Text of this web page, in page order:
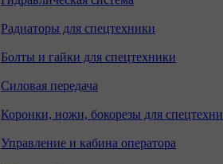
Радиаторы для спецтехники
Болты и гайки для спецтехники
Силовая передача
Коронки, ножи, бокорезы для
Управление и кабина оператора